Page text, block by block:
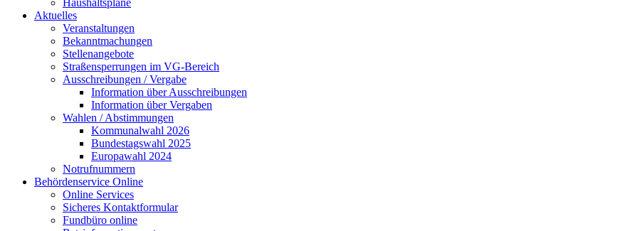
Haushaltspläne
Aktuelles
Veranstaltungen
Bekanntmachungen
Stellenangebote
Straßensperrungen im VG-Bereich
Ausschreibungen / Vergabe
Information über Ausschreibungen
Information über Vergaben
Wahlen / Abstimmungen
Kommunalwahl 2026
Bundestagswahl 2025
Europawahl 2024
Notrufnummern
Behördenservice Online
Online Services
Sicheres Kontaktformular
Fundbüro online